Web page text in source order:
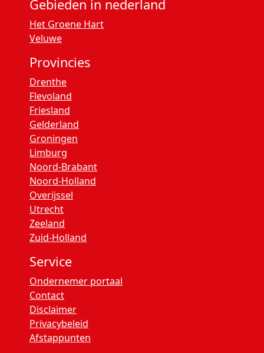
Gebieden in nederland
Het Groene Hart
Veluwe
Provincies
Drenthe
Flevoland
Friesland
Gelderland
Groningen
Limburg
Noord-Brabant
Noord-Holland
Overijssel
Utrecht
Zeeland
Zuid-Holland
Service
Ondernemer portaal
Contact
Disclaimer
Privacybeleid
Afstappunten